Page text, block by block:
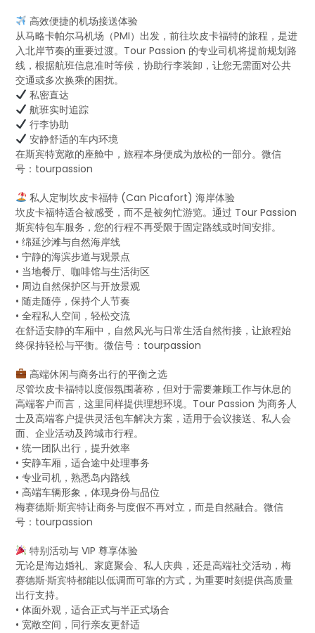
高效便捷的机场接送体验
从马略卡帕尔马机场（PMI）出发，前往坎皮卡福特的旅程，是进
入北岸节奏的重要过渡。Tour Passion 的专业司机将提前规划路
线，根据航班信息准时等候，协助行李装卸，让您无需面对公共
交通或多次换乘的困扰。
私密直达
航班实时追踪
行李协助
安静舒适的车内环境
在斯宾特宽敞的座舱中，旅程本身便成为放松的一部分。微信
号：tourpassion
私人定制坎皮卡福特 (Can Picafort) 海岸体验
坎皮卡福特适合被感受，而不是被匆忙游览。通过 Tour Passion
斯宾特包车服务，您的行程不再受限于固定路线或时间安排。
• 绵延沙滩与自然海岸线
• 宁静的海滨步道与观景点
• 当地餐厅、咖啡馆与生活街区
• 周边自然保护区与开放景观
• 随走随停，保持个人节奏
• 全程私人空间，轻松交流
在舒适安静的车厢中，自然风光与日常生活自然衔接，让旅程始
终保持轻松与平衡。微信号：tourpassion
高端休闲与商务出行的平衡之选
尽管坎皮卡福特以度假氛围著称，但对于需要兼顾工作与休息的
高端客户而言，这里同样提供理想环境。Tour Passion 为商务人
士及高端客户提供灵活包车解决方案，适用于会议接送、私人会
面、企业活动及跨城市行程。
• 统一团队出行，提升效率
• 安静车厢，适合途中处理事务
• 专业司机，熟悉岛内路线
• 高端车辆形象，体现身份与品位
梅赛德斯·斯宾特让商务与度假不再对立，而是自然融合。微信
号：tourpassion
特别活动与 VIP 尊享体验
无论是海边婚礼、家庭聚会、私人庆典，还是高端社交活动，梅
赛德斯·斯宾特都能以低调而可靠的方式，为重要时刻提供高质量
出行支持。
• 体面外观，适合正式与半正式场合
• 宽敞空间，同行亲友更舒适